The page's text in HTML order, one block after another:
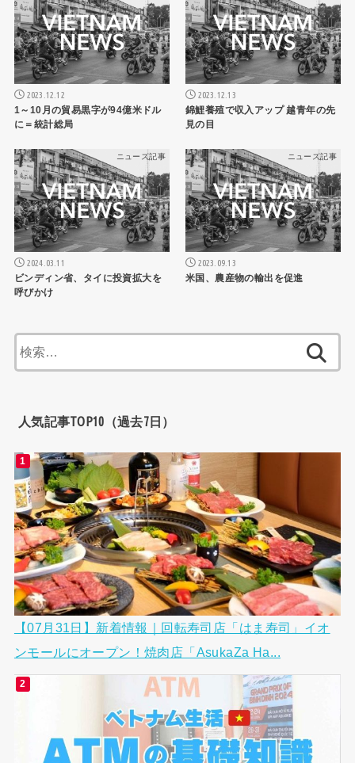
2023.12.12
1～10月の貿易黒字が94億米ドル
に＝統計総局
2023.12.13
錦鯉養殖で収入アップ 越青年の先
見の目
ニュース記事
2024.03.11
ビンディン省、タイに投資拡大を
呼びかけ
ニュース記事
2023.09.13
米国、農産物の輸出を促進
索:
人気記事TOP10（過去7日）
【07月31日】新着情報｜回転寿司店「はま寿司」イオ
ンモールにオープン！焼肉店「AsukaZa Ha...